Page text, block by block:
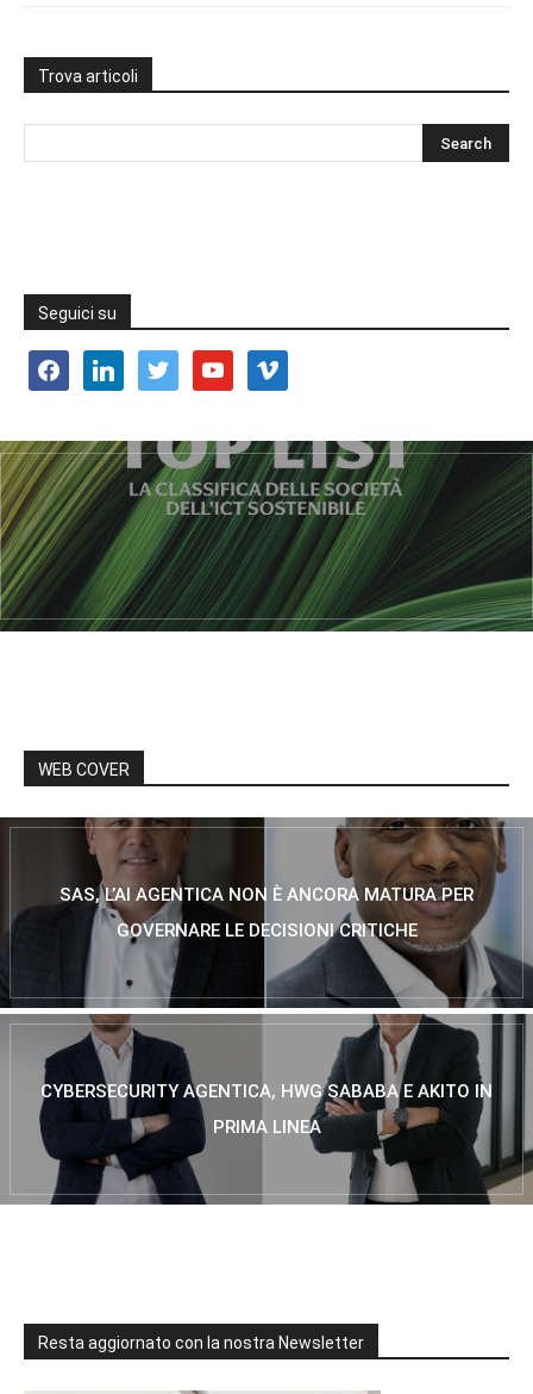
Trova articoli
Seguici su
facebooklinkedin twitter youtube vimeo
WEB COVER
SAS, L’AI AGENTICA NON È ANCORA MATURA PER
GOVERNARE LE DECISIONI CRITICHE
CYBERSECURITY AGENTICA, HWG SABABA E AKITO IN
PRIMA LINEA
Resta aggiornato con la nostra Newsletter